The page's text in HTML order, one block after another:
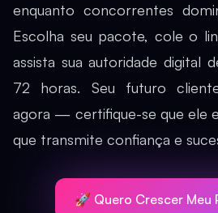
enquanto concorrentes
Escolha seu pacote, cole o
assista sua autoridade digital
72 horas. Seu futuro
agora — certifique-se que ele
que transmite confiança e
🚀 Quero Crescer Meu